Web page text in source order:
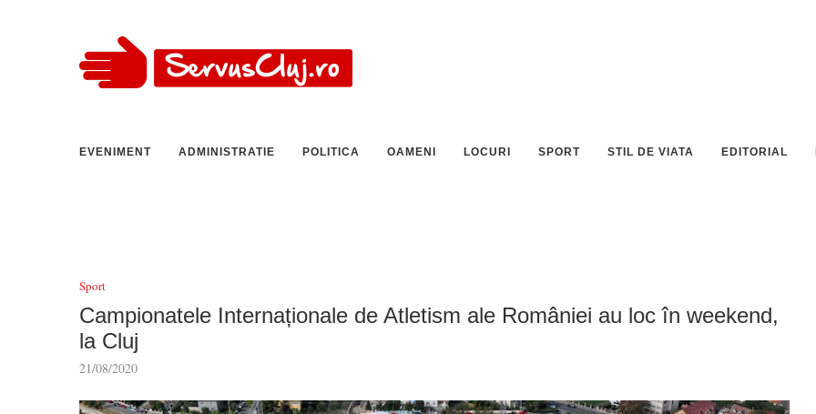
EVENIMENT ADMINISTRATIE POLITICA OAMENI LOCURI SPORT STIL DE VIATA EDITORIAL
Sport
Campionatele Internaționale de Atletism ale României au loc în weekend,
la Cluj
21/08/2020